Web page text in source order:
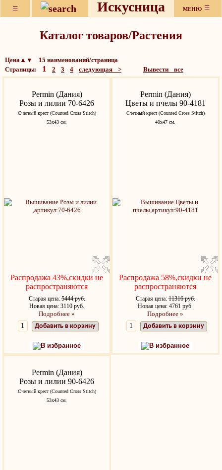
≡ Искусница МЕНЮ ≡
Каталог товаров/Растения
Цена▲▼ 15 наименований/страница
Страницы: 1 2 3 4 следующая > Вывести все
Permin (Дания)
Розы и лилии 70-6426
Счетный крест (Counted Cross Stitch)
53x43 см.
Распродажа 43%,скидки не
распространяются
Старая цена:5444 руб.
Новая цена: 3110 руб.
Подробнее »
Добавить в корзину
В избранное
Permin (Дания)
Цветы и пчелы 90-4181
Счетный крест (Counted Cross Stitch)
40х47 см.
Распродажа 58%,скидки не
распространяются
Старая цена:11316 руб.
Новая цена: 4761 руб.
Подробнее »
Добавить в корзину
В избранное
Permin (Дания)
Розы и лилии 90-6426
Счетный крест (Counted Cross Stitch)
53x43 см.